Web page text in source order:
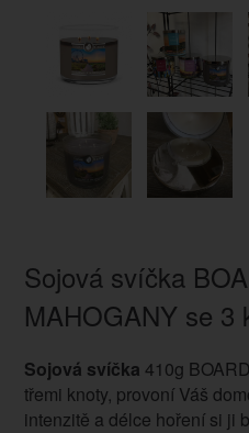
Sojová svíčka
MAHOGANY se 3
Sojová svíčka 410g
třemi knoty, provoní Váš
intenzitě a délce hoření si ji